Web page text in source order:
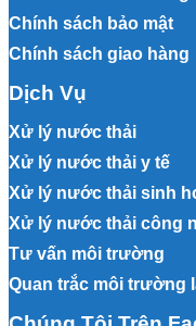
Chính sách bảo mật
Chính sách giao hàng
Dịch Vụ
Xử lý nước thải
Xử lý nước thải y tế
Xử lý nước thải sinh
Xử lý nước thải công
Tư vấn môi trường
Quan trắc môi trường